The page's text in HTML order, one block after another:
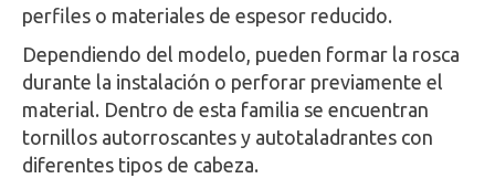
perfiles o materiales de espesor reducido.
Dependiendo del modelo, pueden formar la rosca
durante la instalación o perforar previamente el
material. Dentro de esta familia se encuentran
tornillos autorroscantes y autotaladrantes con
diferentes tipos de cabeza.